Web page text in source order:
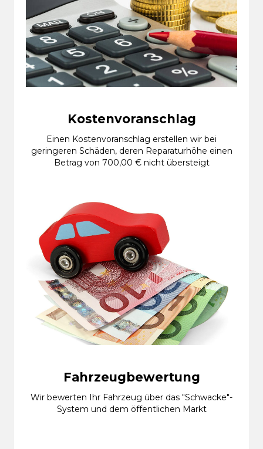
Kostenvoranschlag
Einen Kostenvoranschlag erstellen wir bei
geringeren Schäden, deren Reparaturhöhe einen
Betrag von 700,00 € nicht übersteigt
Fahrzeugbewertung
Wir bewerten Ihr Fahrzeug über das "Schwacke"-
System und dem öffentlichen Markt